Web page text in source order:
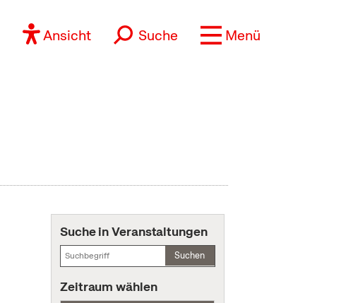
Ansicht Suche Menü
Suche in Veranstaltungen
Suchen
Zeitraum wählen